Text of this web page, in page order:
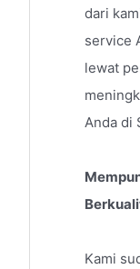
dari
service
lewat
Anda di
Kami